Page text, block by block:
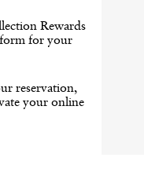
Rewards
for your
reservation,
your online